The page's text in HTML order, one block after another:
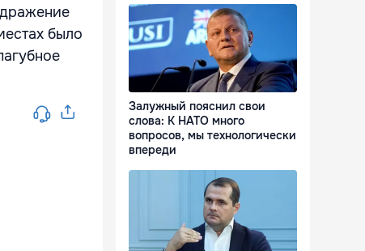
было
Залужный пояснил свои
слова: К НАТО много
вопросов, мы технологически
впереди